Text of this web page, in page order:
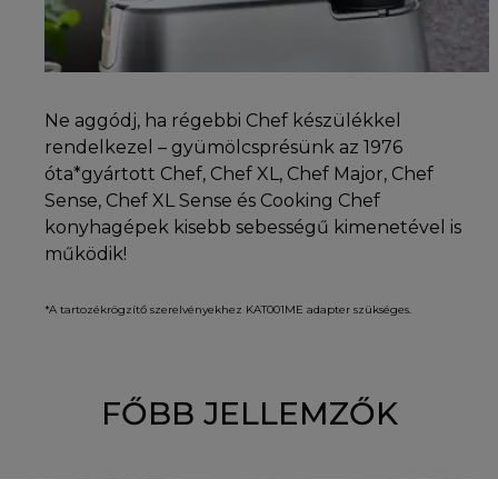
Ne aggódj, ha régebbi Chef készülékkel
rendelkezel – gyümölcsprésünk az 1976
óta*gyártott Chef, Chef XL, Chef Major, Chef
Sense, Chef XL Sense és Cooking Chef
konyhagépek kisebb sebességű kimenetével is
működik!
*A tartozékrögzítő szerelvényekhez KAT001ME adapter szükséges.
FŐBB JELLEMZŐK